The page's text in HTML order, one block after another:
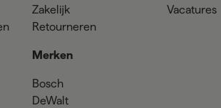
Zakelijk
Retourneren
Merken
Bosch
DeWalt
Vacatures